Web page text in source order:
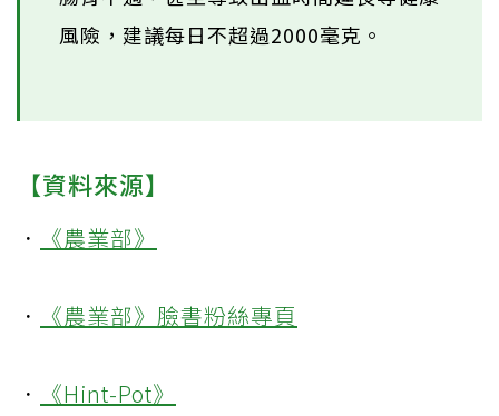
風險，建議每日不超過2000毫克。
【資料來源】
． 《農業部》
． 《農業部》臉書粉絲專頁
． 《Hint-Pot》